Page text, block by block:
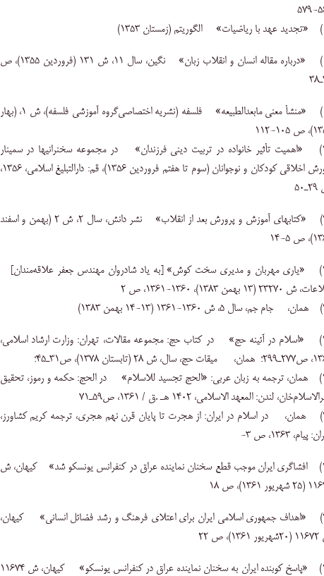
۱۳۵۳)
۱۸) «درباره ‌مقاله ‌انسان ‌و انقلاب ‌زبان‌» نگین‌، سال ۱۱‌، ش ۱۳۱ ‌(فروردین ۱۳۵۵‌)، ص
۱۹) «منشأ معنی ‌مابعدالطبیعه‌» فلسفه (نشریه ‌اختصاصی‌گروه ‌آموزشی‌ فلسفه‌)، ش‌ ۱، (بهار
۱۰۵-۱۱۲‌
۲۰) «اهمیت ‌تأثیر خانواده ‌در تربیت ‌دینی ‌فرزندان‌» در مجموعه سخنرانیها در سمینار
پرورش اخلاقی کودکان و نوجوانان (سوم ‌تا هفتم ‌فروردین ۱۳۵۶‌)، قم‌: دارالتبلیغ ‌اسلامی‌، ۱۳۵۶،
۲۱) «کتابهای ‌آموزش‌ و پرورش‌ بعد از انقلاب‌» نشر دانش‌، سال‌ ۲، ش‌ ۲ (بهمن ‌و اسفند
ص ۵-۱۴‌
۲۲) «یاری ‌مهربان ‌و مدیری‌ سخت ‌کوش‌» [به ‌یاد شادروان ‌مهندس‌ جعفر علاقه‌مندان‌]
۲۳۲۷۰ ‌(۱۳ بهمن ۱۳۸۳‌)، ۱۳۶۰-۱۳۶۱، ص ۲‌
۱۳۸۳)
۲۴) «اسلام‌ در آئینه ‌حج‌» در کتاب حج: مجموعه مقالات‌، تهران‌: وزارت ‌ارشاد اسلامی،
ش‌ ۲۸ (تابستان‌ ۱۳۷۸)، ص۳۱‌ـ۴۵؛
۲۵) همان‌، ترجمه ‌به ‌زبان ‌عربی‌: «الحج‌ تجسید للاسلام‌» در الحج‌: حکمه‌ و رموز، تحقیق
لندن‌: المعهد الاسلامی‌، ۱۴۰۲ هـ .ق ‌/ ۱۳۶۱، ص۵۹‌ـ۷۱
۲۶) همان‌، در اسلام ‌در ایران‌: از هجرت‌ تا پایان ‌قرن ‌نهم ‌هجری‌، ترجمه ‌کریم ‌کشاورز،
پیام‌، ۱۳۶۳، ص ۳-
۲۷) افشاگری ‌ایران ‌موجب‌ قطع‌ سخنان ‌نماینده ‌عراق ‌در کنفرانس ‌یونسکو شد» کیهان‌، ش
۱۳۶۱)، ص ۱۸‌
۲۸) «اهداف‌ جمهوری ‌اسلامی ‌ایران ‌برای ‌اعتلای ‌فرهنگ‌ و رشد فضائل ‌انسانی‌» کیهان‌،
ص ۲۲‌
۲۹) «پاسخ ‌کوبنده ‌ایران ‌به ‌سخنان ‌نماینده ‌عراق ‌در کنفرانس ‌یونسکو» کیهان‌، ش ‌۱۱۶۷۴